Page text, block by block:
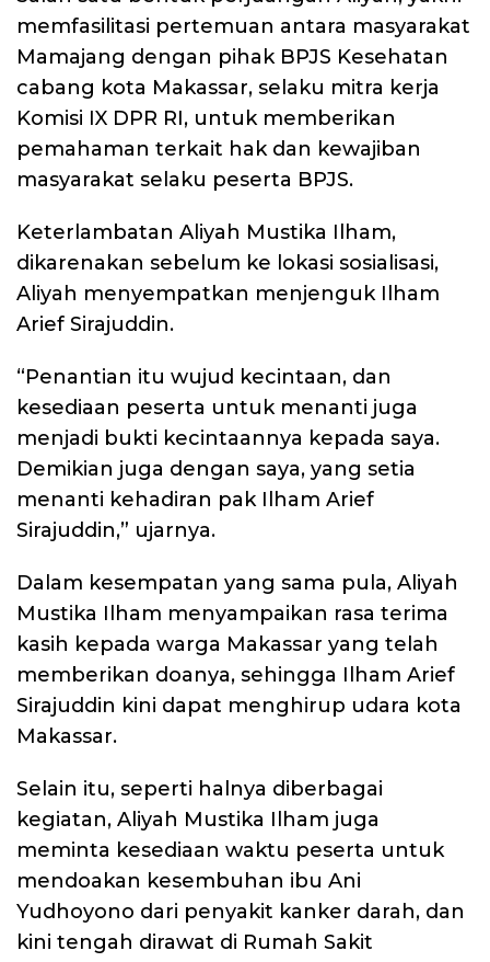
memfasilitasi pertemuan antara masyarakat
Mamajang dengan pihak BPJS Kesehatan
cabang kota Makassar, selaku mitra kerja
Komisi IX DPR RI, untuk memberikan
pemahaman terkait hak dan kewajiban
masyarakat selaku peserta BPJS.
Keterlambatan Aliyah Mustika Ilham,
dikarenakan sebelum ke lokasi sosialisasi,
Aliyah menyempatkan menjenguk Ilham
Arief Sirajuddin.
“Penantian itu wujud kecintaan, dan
kesediaan peserta untuk menanti juga
menjadi bukti kecintaannya kepada saya.
Demikian juga dengan saya, yang setia
menanti kehadiran pak Ilham Arief
Sirajuddin,” ujarnya.
Dalam kesempatan yang sama pula, Aliyah
Mustika Ilham menyampaikan rasa terima
kasih kepada warga Makassar yang telah
memberikan doanya, sehingga Ilham Arief
Sirajuddin kini dapat menghirup udara kota
Makassar.
Selain itu, seperti halnya diberbagai
kegiatan, Aliyah Mustika Ilham juga
meminta kesediaan waktu peserta untuk
mendoakan kesembuhan ibu Ani
Yudhoyono dari penyakit kanker darah, dan
kini tengah dirawat di Rumah Sakit